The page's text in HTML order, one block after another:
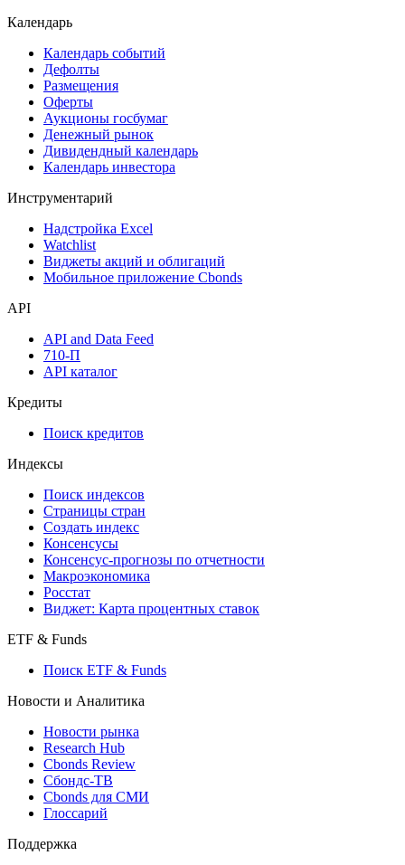
Календарь
Календарь событий
Дефолты
Размещения
Оферты
Аукционы госбумаг
Денежный рынок
Дивидендный календарь
Календарь инвестора
Инструментарий
Надстройка Excel
Watchlist
Виджеты акций и облигаций
Мобильное приложение Cbonds
API
API and Data Feed
710-П
API каталог
Кредиты
Поиск кредитов
Индексы
Поиск индексов
Страницы стран
Создать индекс
Консенсусы
Консенсус-прогнозы по отчетности
Макроэкономика
Росстат
Виджет: Карта процентных ставок
ETF & Funds
Поиск ETF & Funds
Новости и Аналитика
Новости рынка
Research Hub
Cbonds Review
Сбондс-ТВ
Cbonds для СМИ
Глоссарий
Поддержка